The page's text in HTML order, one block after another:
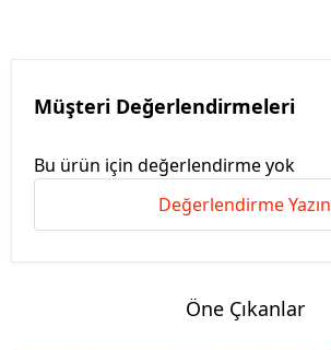
Müşteri Değerlendirmeleri
Bu ürün için değerlendirme yok
Değerlendirme Yazın
Öne Çıkanlar